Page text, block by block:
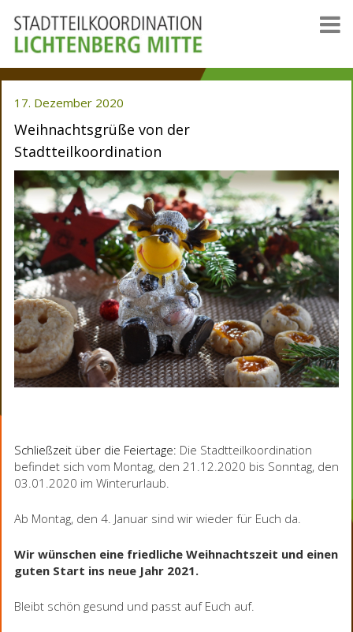
17. Dezember 2020
Weihnachtsgrüße von der
Stadtteilkoordination
Schließzeit über die Feiertage: Die Stadtteilkoordination
befindet sich vom Montag, den 21.12.2020 bis Sonntag, den
03.01.2020 im Winterurlaub.
Ab Montag, den 4. Januar sind wir wieder für Euch da.
Wir wünschen eine friedliche Weihnachtszeit und einen
guten Start ins neue Jahr 2021.
Bleibt schön gesund und passt auf Euch auf.